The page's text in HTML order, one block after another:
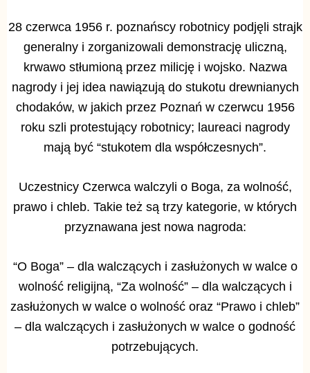
28 czerwca 1956 r. poznańscy robotnicy podjęli strajk
generalny i zorganizowali demonstrację uliczną,
krwawo stłumioną przez milicję i wojsko. Nazwa
nagrody i jej idea nawiązują do stukotu drewnianych
chodaków, w jakich przez Poznań w czerwcu 1956
roku szli protestujący robotnicy; laureaci nagrody
mają być “stukotem dla współczesnych”.
Uczestnicy Czerwca walczyli o Boga, za wolność,
prawo i chleb. Takie też są trzy kategorie, w których
przyznawana jest nowa nagroda:
“O Boga” – dla walczących i zasłużonych w walce o
wolność religijną, “Za wolność” – dla walczących i
zasłużonych w walce o wolność oraz “Prawo i chleb”
– dla walczących i zasłużonych w walce o godność
potrzebujących.